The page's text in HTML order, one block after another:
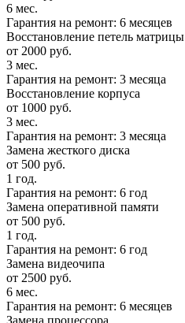
6 мес.
Гарантия на ремонт: 6 месяцев
Восстановление петель матрицы
от 2000 руб.
3 мес.
Гарантия на ремонт: 3 месяца
Восстановление корпуса
от 1000 руб.
3 мес.
Гарантия на ремонт: 3 месяца
Замена жесткого диска
от 500 руб.
1 год.
Гарантия на ремонт: 6 год
Замена оперативной памяти
от 500 руб.
1 год.
Гарантия на ремонт: 6 год
Замена видеочипа
от 2500 руб.
6 мес.
Гарантия на ремонт: 6 месяцев
Замена процессора